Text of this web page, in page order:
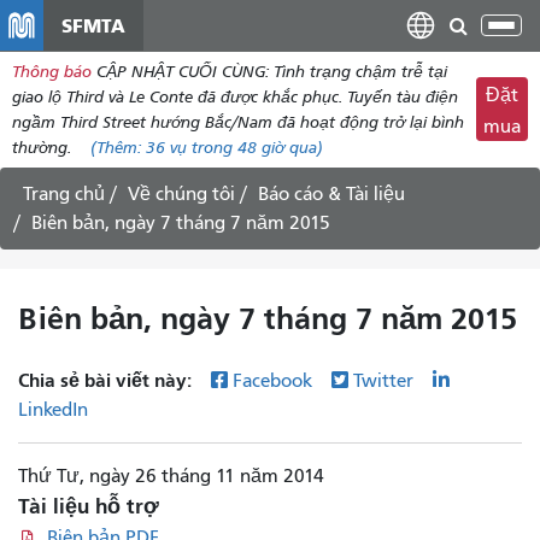
dung
SFMTA
Thông báo CẬP NHẬT CUỐI CÙNG: Tình trạng chậm trễ tại
giao lộ Third và Le Conte đã được khắc phục. Tuyến tàu điện
ngầm Third Street hướng Bắc/Nam đã hoạt động trở lại bình
thường.
(Thêm: 36 vụ trong 48 giờ qua)
Đặt
mua
Trang chủ Về chúng tôi
Báo cáo & Tài liệu
Biên bản, ngày 7 tháng 7 năm 2015
Biên bản, ngày 7 tháng 7 năm 2015
Chia sẻ bài viết này: Facebook
Twitter
LinkedIn
Thứ Tư, ngày 26 tháng 11 năm 2014
Tài liệu hỗ trợ